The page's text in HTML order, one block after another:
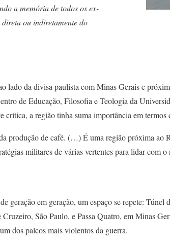
a memória de todos os ex-
ou indiretamente do
lado da divisa paulista com Minas Gerais e
de Educação, Filosofia e Teologia da
crítica, a região tinha suma importância em termos
produção de café. (…) É uma região próxima ao
militares de várias vertentes para lidar com o
geração em geração, um espaço se repete: Túnel
São Paulo, e Passa Quatro, em Minas
dos palcos mais violentos da guerra.